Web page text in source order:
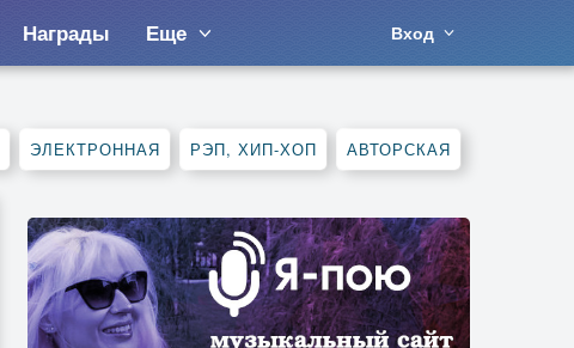
Награды Еще Вход
ЭЛЕКТРОННАЯ РЭП, ХИП-ХОП АВТОРСКАЯ